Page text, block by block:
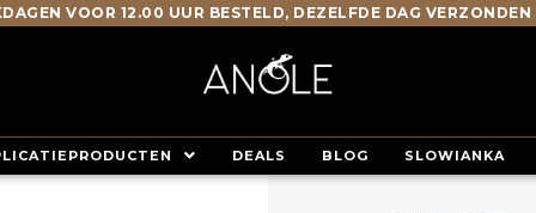
VOOR 12.00 UUR BESTELD, DEZELFDE DAG VERZONDEN
DEALS BLOG SLOWIANKA